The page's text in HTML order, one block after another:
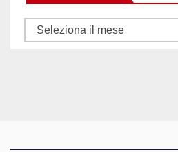
Tutti